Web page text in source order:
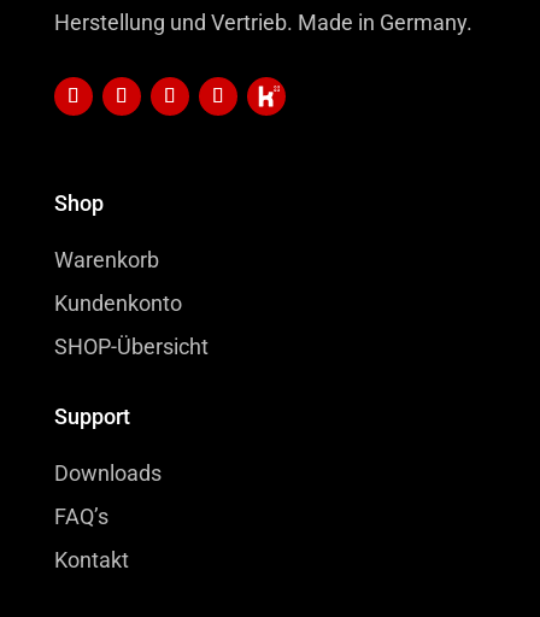
Herstellung und Vertrieb. Made in Germany.
Shop
Warenkorb
Kundenkonto
SHOP-Übersicht
Support
Downloads
FAQ’s
Kontakt